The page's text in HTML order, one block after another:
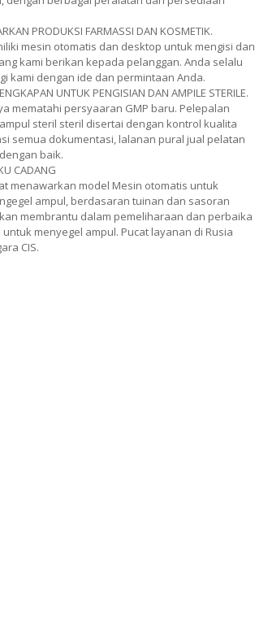
PRODUKSI FARMASSI DAN KOSMETIK.
mesin otomatis dan desktop untuk mengisi dan
kami berikan kepada pelanggan. Anda selalu
kami dengan ide dan permintaan Anda.
UNTUK PENGISIAN DAN AMPILE STERILE.
mematahi persyaaran GMP baru. Pelepalan
steril steril disertai dengan kontrol kualita
semua dokumentasi, lalanan pural jual pelatan
baik.
CADANG
menawarkan model Mesin otomatis untuk
ampul, berdasaran tuinan dan sasoran
membrantu dalam pemeliharaan dan perbaika
menyegel ampul. Pucat layanan di Rusia
CIS.